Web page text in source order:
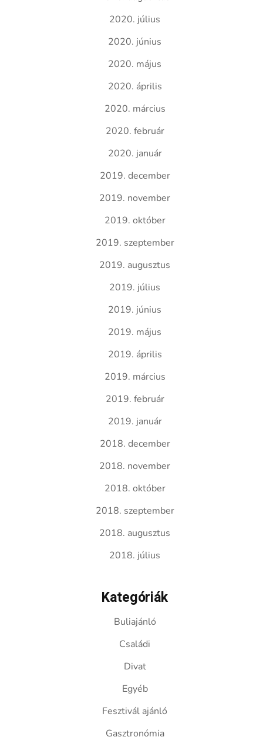
2020. július
2020. június
2020. május
2020. április
2020. március
2020. február
2020. január
2019. december
2019. november
2019. október
2019. szeptember
2019. augusztus
2019. július
2019. június
2019. május
2019. április
2019. március
2019. február
2019. január
2018. december
2018. november
2018. október
2018. szeptember
2018. augusztus
2018. július
Kategóriák
Buliajánló
Családi
Divat
Egyéb
Fesztivál ajánló
Gasztronómia